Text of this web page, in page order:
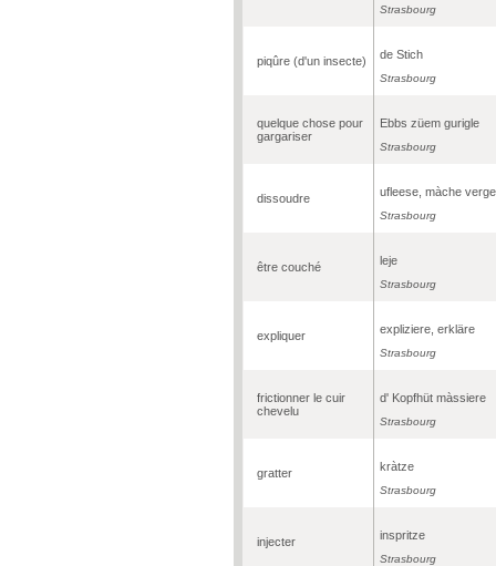
Strasbourg
piqûre (d'un insecte) de Stich
Strasbourg
quelque chose pour
gargariser
Ebbs züem gurigle
Strasbourg
dissoudre ufleese, màche
Strasbourg
être couché leje
Strasbourg
expliquer expliziere, erkläre
Strasbourg
frictionner le cuir
chevelu
d' Kopfhüt màssiere
Strasbourg
gratter kràtze
Strasbourg
injecter inspritze
Strasbourg